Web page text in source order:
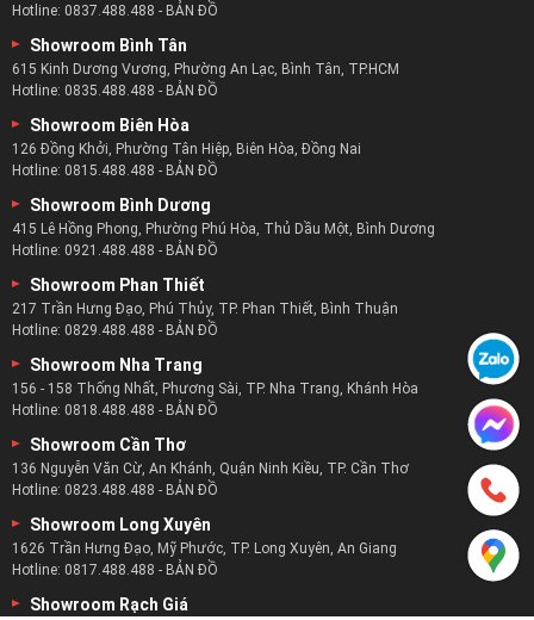
Hotline: 0837.488.488 - BẢN ĐỒ
Showroom Bình Tân
615 Kinh Dương Vương, Phường An Lạc, Bình Tân, TP.HCM
Hotline: 0835.488.488 - BẢN ĐỒ
Showroom Biên Hòa
126 Đồng Khởi, Phường Tân Hiệp, Biên Hòa, Đồng Nai
Hotline: 0815.488.488 - BẢN ĐỒ
Showroom Bình Dương
415 Lê Hồng Phong, Phường Phú Hòa, Thủ Dầu Một, Bình Dương
Hotline: 0921.488.488 - BẢN ĐỒ
Showroom Phan Thiết
217 Trần Hưng Đạo, Phú Thủy, TP. Phan Thiết, Bình Thuận
Hotline: 0829.488.488 - BẢN ĐỒ
Showroom Nha Trang
156 - 158 Thống Nhất, Phương Sài, TP. Nha Trang, Khánh Hòa
Hotline: 0818.488.488 - BẢN ĐỒ
Showroom Cần Thơ
136 Nguyễn Văn Cừ, An Khánh, Quận Ninh Kiều, TP. Cần Thơ
Hotline: 0823.488.488 - BẢN ĐỒ
Showroom Long Xuyên
1626 Trần Hưng Đạo, Mỹ Phước, TP. Long Xuyên, An Giang
Hotline: 0817.488.488 - BẢN ĐỒ
Showroom Rạch Giá